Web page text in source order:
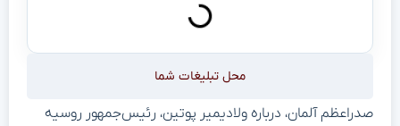
محل تبلیغات شما
صدراعظم آلمان، درباره ولادیمیر پوتین، رئیس‌جمهور روسیه